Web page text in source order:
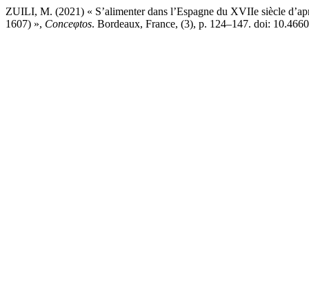
ZUILI, M. (2021) « S’alimenter dans l’Espagne du XVIIe siècle
1607) », Conceφtos. Bordeaux, France, (3), p. 124–147. doi: